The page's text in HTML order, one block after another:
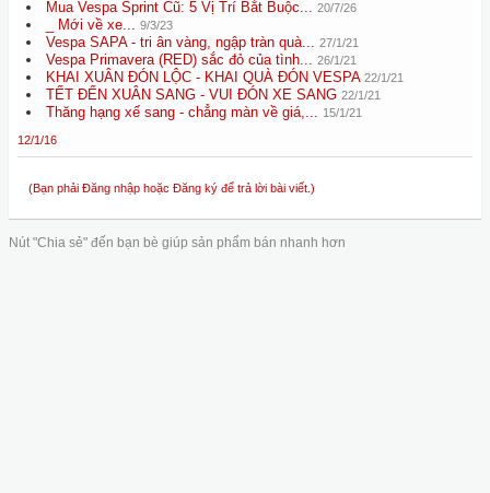
Mua Vespa Sprint Cũ: 5 Vị Trí Bắt Buộc... 20/7/26
_ Mới về xe... 9/3/23
Vespa SAPA - tri ân vàng, ngập tràn quà... 27/1/21
Vespa Primavera (RED) sắc đỏ của tình... 26/1/21
KHAI XUÂN ĐÓN LỘC - KHAI QUÀ ĐÓN VESPA 22/1/21
TẾT ĐẾN XUÂN SANG - VUI ĐÓN XE SANG 22/1/21
Thăng hạng xế sang - chẳng màn về giá,... 15/1/21
12/1/16
(Bạn phải Đăng nhập hoặc Đăng ký để trả lời bài viết.)
Nút "Chia sẻ" đến bạn bè giúp sản phẩm bán nhanh hơn